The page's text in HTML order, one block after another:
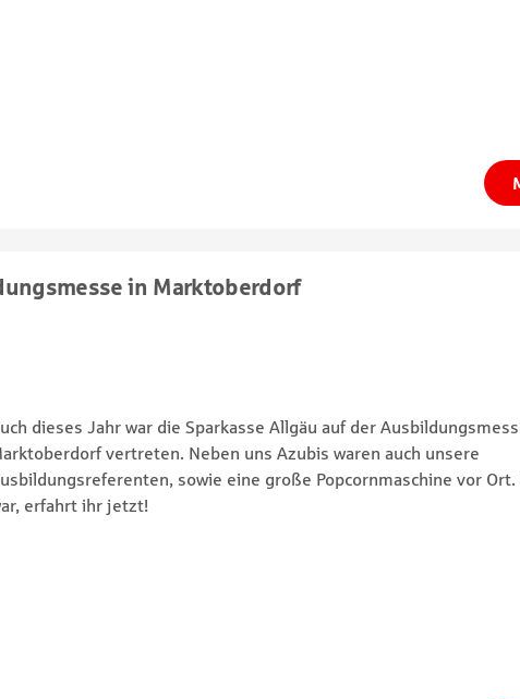
in Marktoberdorf
dieses Jahr war die Sparkasse Allgäu auf der
vertreten. Neben uns Azubis waren auch unsere
sowie eine große Popcornmaschine vor Ort.
erfahrt ihr jetzt!